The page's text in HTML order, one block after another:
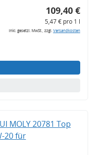
109,40 €
5,47 € pro 1 l
inkl. gesetzl. MwSt., zzgl.Versandkosten
MOLY 20781 Top
20 für